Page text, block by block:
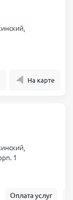
На карте
1
Оплата услуг